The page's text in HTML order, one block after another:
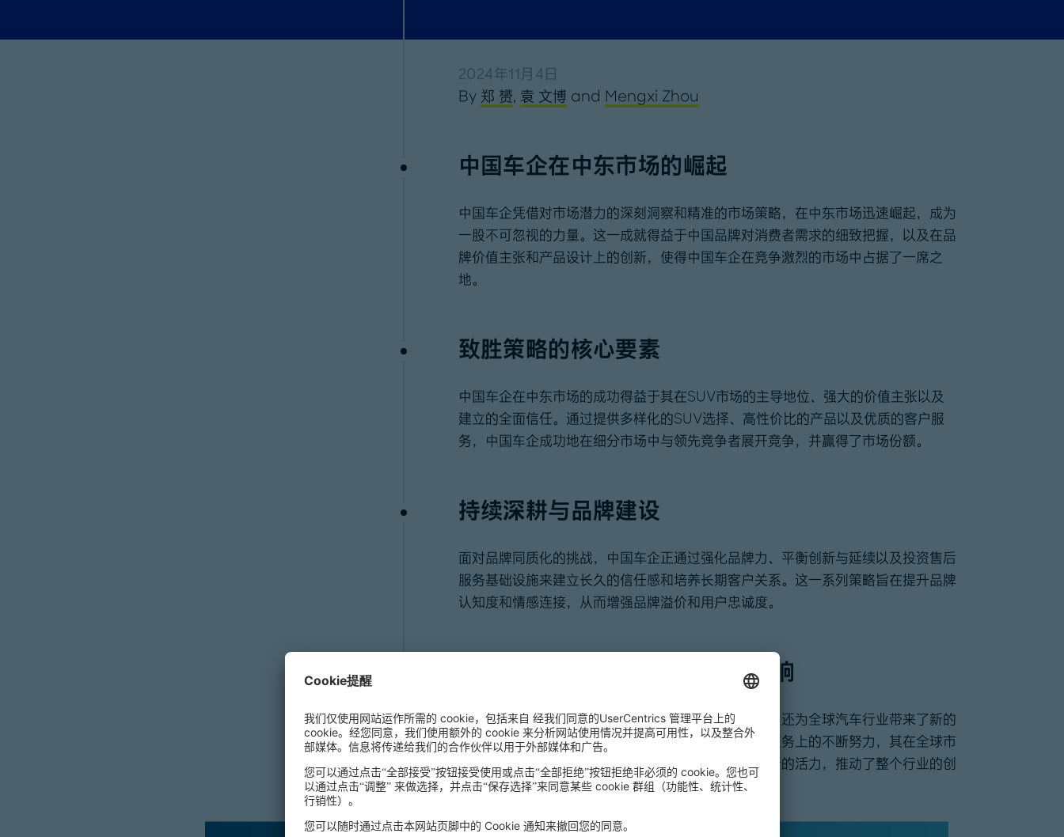
2024年11月4日
By 郑 赟, 袁 文博 and Mengxi Zhou
中国车企在中东市场的崛起
中国车企凭借对市场潜力的深刻洞察和精准的市场策略，在中东市场迅速崛起，成为
一股不可忽视的力量。这一成就得益于中国品牌对消费者需求的细致把握，以及在品
牌价值主张和产品设计上的创新，使得中国车企在竞争激烈的市场中占据了一席之
地。
致胜策略的核心要素
中国车企在中东市场的成功得益于其在SUV市场的主导地位、强大的价值主张以及
建立的全面信任。通过提供多样化的SUV选择、高性价比的产品以及优质的客户服
务，中国车企成功地在细分市场中与领先竞争者展开竞争，并赢得了市场份额。
持续深耕与品牌建设
面对品牌同质化的挑战，中国车企正通过强化品牌力、平衡创新与延续以及投资售后
服务基础设施来建立长久的信任感和培养长期客户关系。这一系列策略旨在提升品牌
认知度和情感连接，从而增强品牌溢价和用户忠诚度。
对中东市场及全球汽车行业的影响
中国车企的加入不仅改变了中东地区的汽车消费格局，还为全球汽车行业带来了新的
增长点。随着中国车企在品牌建设、产品创新和售后服务上的不断努力，其在全球市
场的角色日益重要，为中东乃至全球汽车市场注入了新的活力，推动了整个行业的创
新与进步。